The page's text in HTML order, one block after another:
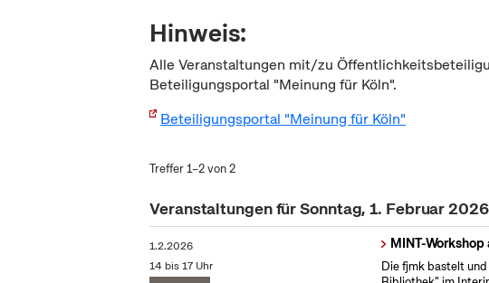
Hinweis:
Alle Veranstaltungen mit/zu
Beteiligungsportal "Meinung für Köln".
Beteiligungsportal "Meinung für Köln"
Treffer 1–2 von 2
Veranstaltungen für Sonntag, 1. Februar 2026
1.2.2026
14 bis 17 Uhr
MINT-Workshop
Die fjmk bastelt